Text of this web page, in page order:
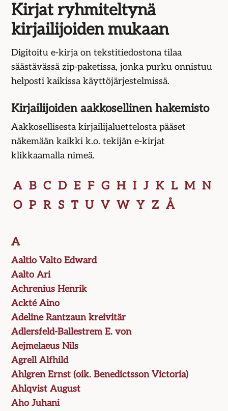
Kirjat ryhmiteltynä
kirjailijoiden mukaan
Digitoitu e-kirja on tekstitiedostona tilaa
säästävässä zip-paketissa, jonka purku onnistuu
helposti kaikissa käyttö­järjestelmissä.
Kirjailijoiden aakkosellinen hakemisto
Aakkosellisesta kirjailijaluettelosta pääset
näkemään kaikki k.o. tekijän e-kirjat
klikkaamalla nimeä.
A B C D E F G H I J K L M N
O P R S T U V W Y Z Å
A
Aaltio Valto Edward
Aalto Ari
Achrenius Henrik
Ackté Aino
Adeline Rantzaun kreivitär
Adlersfeld-Ballestrem E. von
Aejmelaeus Nils
Agrell Alfhild
Ahlgren Ernst (oik. Benedictsson Victoria)
Ahlqvist August
Aho Juhani